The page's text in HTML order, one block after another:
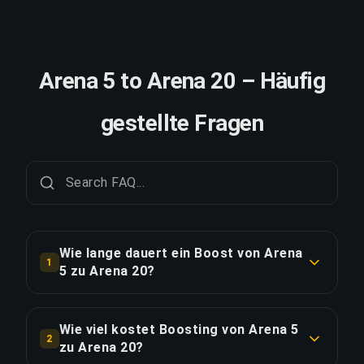
Arena 5 to Arena 20 – Häufig
gestellte Fragen
1
Wie lange dauert ein Boost von Arena
5 zu Arena 20?
Regel 2-3 Tage. Mit Priority Order erfolgt die
Lieferung ca. 25% schneller.
2
Wie viel kostet Boosting von Arena 5
zu Arena 20?